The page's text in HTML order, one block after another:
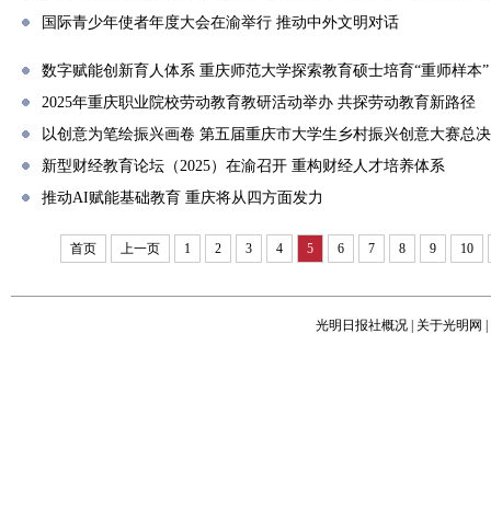
国际青少年使者年度大会在渝举行 推动中外文明对话
数字赋能创新育人体系 重庆师范大学探索教育硕士培育“重师样本”
2025年重庆职业院校劳动教育教研活动举办 共探劳动教育新路径
以创意为笔绘振兴画卷 第五届重庆市大学生乡村振兴创意大赛总
新型财经教育论坛（2025）在渝召开 重构财经人才培养体系
推动AI赋能基础教育 重庆将从四方面发力
首页 上一页 1 2 3 4 5 6 7 8 9 10
光明日报社概况 关于光明网